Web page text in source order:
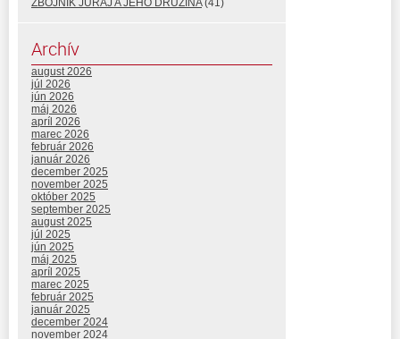
Archív
august 2026
júl 2026
jún 2026
máj 2026
apríl 2026
marec 2026
február 2026
január 2026
december 2025
november 2025
október 2025
september 2025
august 2025
júl 2025
jún 2025
máj 2025
apríl 2025
marec 2025
február 2025
január 2025
december 2024
november 2024